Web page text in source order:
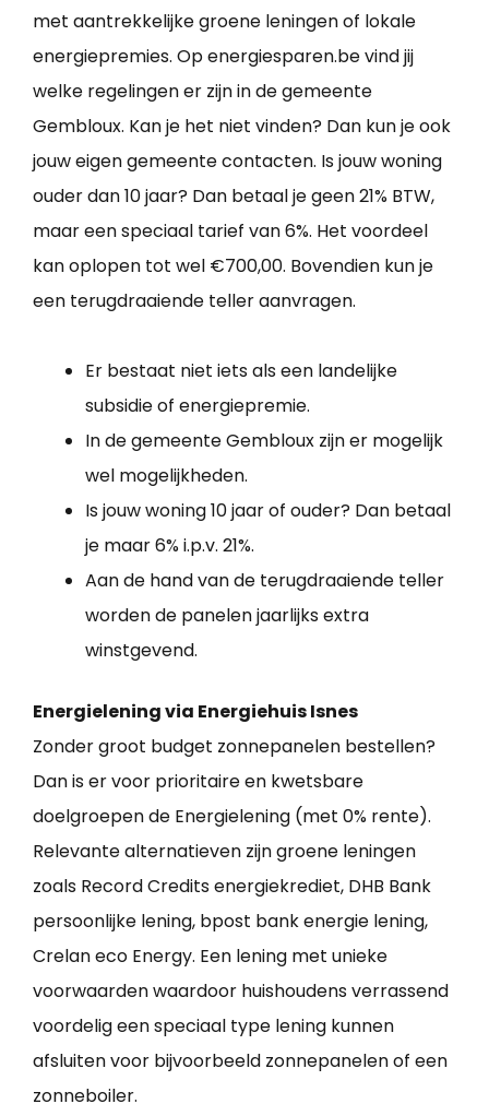
met aantrekkelijke groene leningen of lokale
energiepremies. Op energiesparen.be vind jij
welke regelingen er zijn in de gemeente
Gembloux. Kan je het niet vinden? Dan kun je ook
jouw eigen gemeente contacten. Is jouw woning
ouder dan 10 jaar? Dan betaal je geen 21% BTW,
maar een speciaal tarief van 6%. Het voordeel
kan oplopen tot wel €700,00. Bovendien kun je
een terugdraaiende teller aanvragen.
Er bestaat niet iets als een landelijke
subsidie of energiepremie.
In de gemeente Gembloux zijn er mogelijk
wel mogelijkheden.
Is jouw woning 10 jaar of ouder? Dan betaal
je maar 6% i.p.v. 21%.
Aan de hand van de terugdraaiende teller
worden de panelen jaarlijks extra
winstgevend.
Energielening via Energiehuis Isnes
Zonder groot budget zonnepanelen bestellen?
Dan is er voor prioritaire en kwetsbare
doelgroepen de Energielening (met 0% rente).
Relevante alternatieven zijn groene leningen
zoals Record Credits energiekrediet, DHB Bank
persoonlijke lening, bpost bank energie lening,
Crelan eco Energy. Een lening met unieke
voorwaarden waardoor huishoudens verrassend
voordelig een speciaal type lening kunnen
afsluiten voor bijvoorbeeld zonnepanelen of een
zonneboiler.